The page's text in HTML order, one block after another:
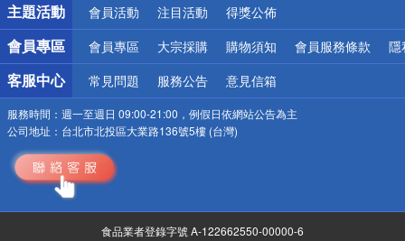
主題活動 會員活動 注目活動 得獎公佈
會員專區 會員專區 大宗採購 購物須知 會員服務條款 隱
客服中心 常見問題 服務公告 意見信箱
服務時間： 週一至週日 09:00-21:00，例假日依網站公告為主
公司地址： 台北市北投區大業路136號5樓 (台灣)
食品業者登錄字號 A-122662550-00000-6